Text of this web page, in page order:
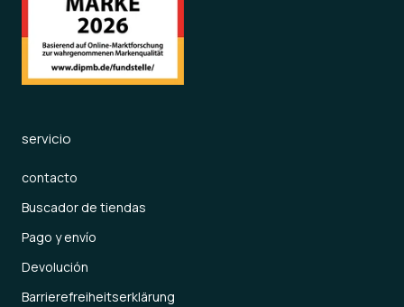
servicio
contacto
Buscador de tiendas
Pago y envío
Devolución
Barrierefreiheitserklärung